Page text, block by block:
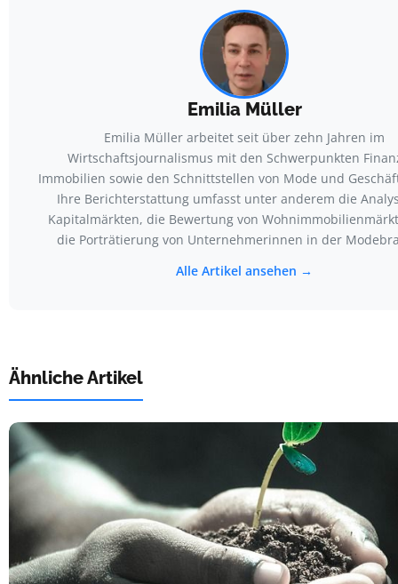
Emilia Müller
Emilia Müller arbeitet seit über zehn Jahren im
Wirtschaftsjournalismus mit den Schwerpunkten
Immobilien sowie den Schnittstellen von Mode und
Ihre Berichterstattung umfasst unter anderem die
Kapitalmärkten, die Bewertung von
die Porträtierung von Unternehmerinnen in der
Alle Artikel ansehen →
Ähnliche Artikel